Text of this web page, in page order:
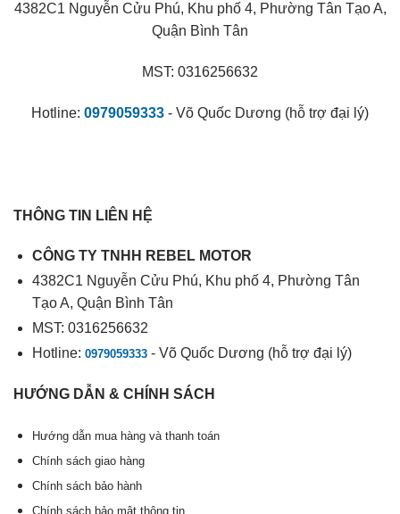
4382C1 Nguyễn Cửu Phú, Khu phố 4, Phường Tân Tạo A,
Quận Bình Tân
MST: 0316256632
Hotline: 0979059333 - Võ Quốc Dương (hỗ trợ đại lý)
THÔNG TIN LIÊN HỆ
CÔNG TY TNHH REBEL MOTOR
4382C1 Nguyễn Cửu Phú, Khu phố 4, Phường Tân
Tạo A, Quận Bình Tân
MST: 0316256632
Hotline: 0979059333- Võ Quốc Dương (hỗ trợ đại lý)
HƯỚNG DẪN & CHÍNH SÁCH
Hướng dẫn mua hàng và thanh toán
Chính sách giao hàng
Chính sách bảo hành
Chính sách bảo mật thông tin